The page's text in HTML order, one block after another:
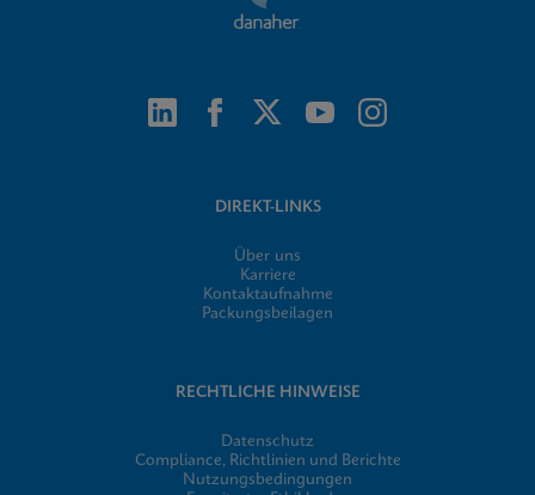
DIREKT-LINKS
Über uns
Karriere
Kontaktaufnahme
Packungsbeilagen
RECHTLICHE HINWEISE
Datenschutz
Compliance, Richtlinien und Berichte
Nutzungsbedingungen